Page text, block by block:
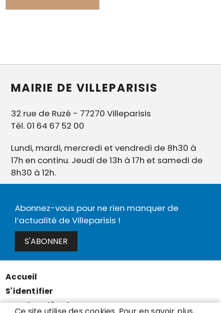
MAIRIE DE VILLEPARISIS
32 rue de Ruzé - 77270 Villeparisis
Tél. 01 64 67 52 00
Lundi, mardi, mercredi et vendredi de 8h30 à
17h en continu. Jeudi de 13h à 17h et samedi de
8h30 à 12h.
Abonnez-vous pour ne rien manquer de
l’actualité de Villeparisis !
S'ABONNER
Menu
Pied
Accueil
S'identifier
Mentions légales